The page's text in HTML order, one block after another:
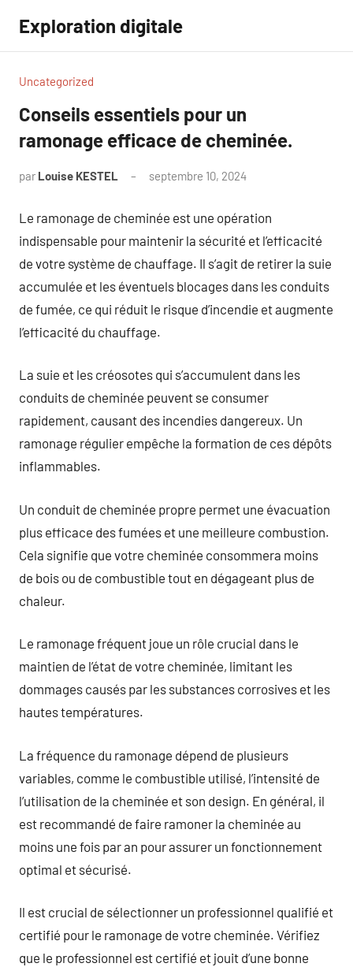
contenu
Exploration digitale
Uncategorized
Conseils essentiels pour un
ramonage efficace de cheminée.
par Louise KESTEL septembre 10, 2024
Le ramonage de cheminée est une opération
indispensable pour maintenir la sécurité et l’efficacité
de votre système de chauffage. Il s’agit de retirer la suie
accumulée et les éventuels blocages dans les conduits
de fumée, ce qui réduit le risque d’incendie et augmente
l’efficacité du chauffage.
La suie et les créosotes qui s’accumulent dans les
conduits de cheminée peuvent se consumer
rapidement, causant des incendies dangereux. Un
ramonage régulier empêche la formation de ces dépôts
inflammables.
Un conduit de cheminée propre permet une évacuation
plus efficace des fumées et une meilleure combustion.
Cela signifie que votre cheminée consommera moins
de bois ou de combustible tout en dégageant plus de
chaleur.
Le ramonage fréquent joue un rôle crucial dans le
maintien de l’état de votre cheminée, limitant les
dommages causés par les substances corrosives et les
hautes températures.
La fréquence du ramonage dépend de plusieurs
variables, comme le combustible utilisé, l’intensité de
l’utilisation de la cheminée et son design. En général, il
est recommandé de faire ramoner la cheminée au
moins une fois par an pour assurer un fonctionnement
optimal et sécurisé.
Il est crucial de sélectionner un professionnel qualifié et
certifié pour le ramonage de votre cheminée. Vérifiez
que le professionnel est certifié et jouit d’une bonne